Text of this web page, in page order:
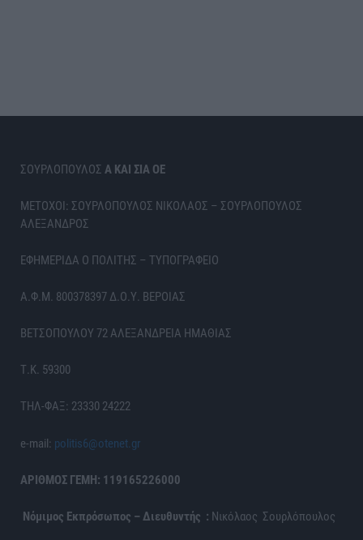
ΣΟΥΡΛΟΠΟΥΛΟΣ Α ΚΑΙ ΣΙΑ ΟΕ
ΜΕΤΟΧΟΙ: ΣΟΥΡΛΟΠΟΥΛΟΣ ΝΙΚΟΛΑΟΣ – ΣΟΥΡΛΟΠΟΥΛΟΣ
ΑΛΕΞΑΝΔΡΟΣ
ΕΦΗΜΕΡΙΔΑ Ο ΠΟΛΙΤΗΣ – ΤΥΠΟΓΡΑΦΕΙΟ
Α.Φ.Μ. 800378397 Δ.Ο.Υ. ΒΕΡΟΙΑΣ
ΒΕΤΣΟΠΟΥΛΟΥ 72 ΑΛΕΞΑΝΔΡΕΙΑ ΗΜΑΘΙΑΣ
Τ.Κ. 59300
ΤΗΛ-ΦΑΞ: 23330 24222
e-mail: politis6@otenet.gr
ΑΡΙΘΜΟΣ ΓΕΜΗ: 119165226000
Νόμιμος Εκπρόσωπος – Διευθυντής : Νικόλαος Σουρλόπουλος